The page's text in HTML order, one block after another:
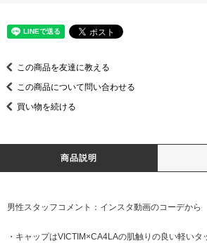
この商品を友達に教える
この商品について問い合わせる
買い物を続ける
商品説明
男性スタッフコメント：インスタ動画のコーデから
・キャップはVICTIM×CA4LAの肌触りの良い軽い